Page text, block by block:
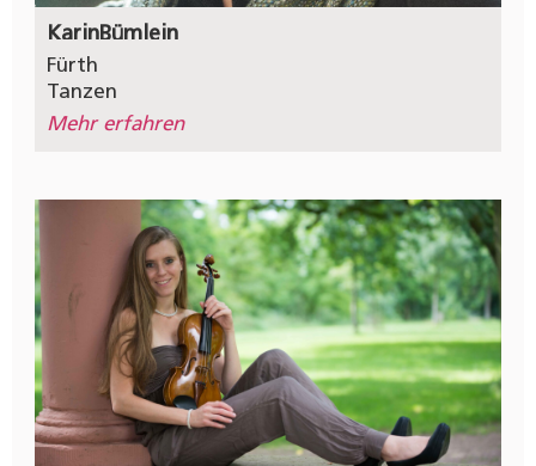
KarinBümlein
Fürth
Tanzen
Mehr erfahren